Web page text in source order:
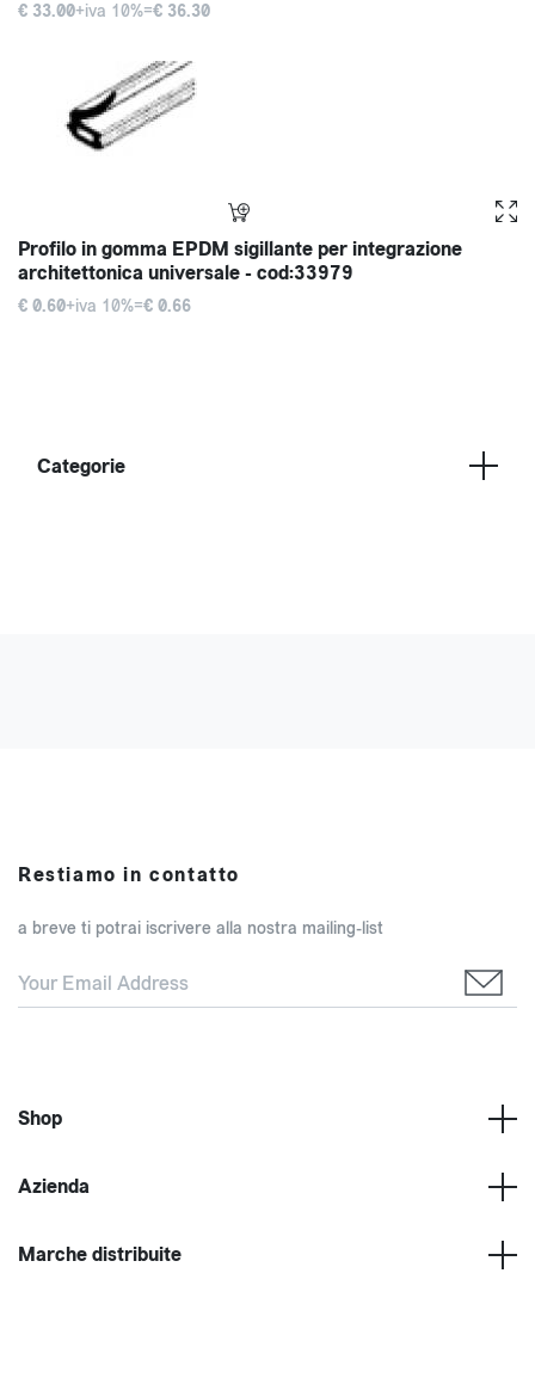
€ 33.00+iva 10%=€ 36.30
Profilo in gomma EPDM sigillante per integrazione
architettonica universale - cod:33979
€ 0.60+iva 10%=€ 0.66
Categorie
Restiamo in contatto
a breve ti potrai iscrivere alla nostra mailing-list
Shop
Azienda
Marche distribuite